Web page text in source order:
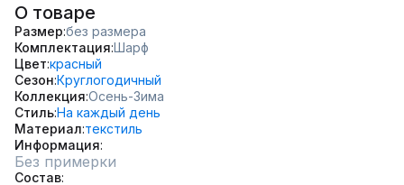
О товаре
Размер без размера
Комплектация Шарф
Цвет красный
Сезон Круглогодичный
Коллекция Осень-Зима
СтильНа каждый день
Материал текстиль
Информация
Без примерки
Состав